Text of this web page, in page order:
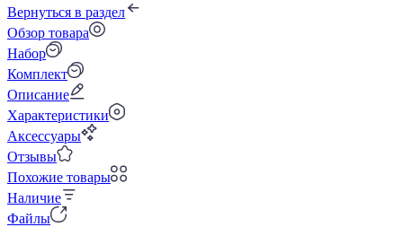
Вернуться в раздел
Обзор товара
Набор
Комплект
Описание
Характеристики
Аксессуары
Отзывы
Похожие товары
Наличие
Файлы